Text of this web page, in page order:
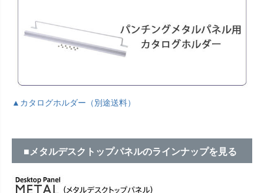
▲カタログホルダー（別途送料）
■メタルデスクトップパネルのラインナップを見る